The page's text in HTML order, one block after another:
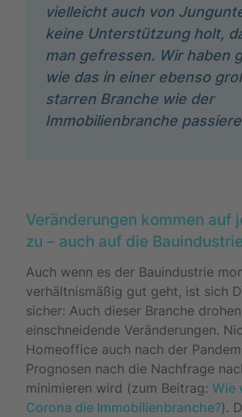
vielleicht auch von
keine Unterstützung holt,
man gefressen. Wir haben
wie das in einer ebenso
starren Branche wie der
Immobilienbranche
Veränderungen kommen auf
zu – auch auf die
Auch wenn es der Bauindustrie
verhältnismäßig gut geht, ist sich
sicher: Auch dieser Branche drohen
einschneidende Veränderungen.
Homeoffice auch nach der
Prognosen nach die Nachfrage
minimieren wird (zum Beitrag: Wie
Corona die Immobilienbranche?).